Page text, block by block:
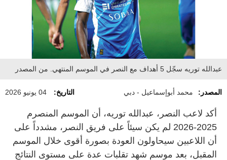
عبدالله توريه سجّل 5 أهداف مع النصر في الموسم المنتهي. من المصدر
المصدر: محمد أبوإسماعيل - دبي التاريخ: 04 يونيو 2026
أكد لاعب النصر، عبدالله توريه، أن الموسم المنصرم
2025-2026 لم يكن سيئاً على فريق النصر، مشدداً على
أن اللاعبين سيحاولون العودة بصورة أقوى خلال الموسم
المقبل، بعد موسم شهد تقلبات عدة على مستوى النتائج